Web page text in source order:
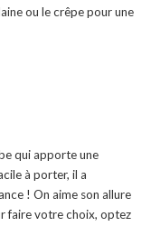
ou le crêpe pour une
qui apporte une
à porter, il a
! On aime son allure
faire votre choix, optez